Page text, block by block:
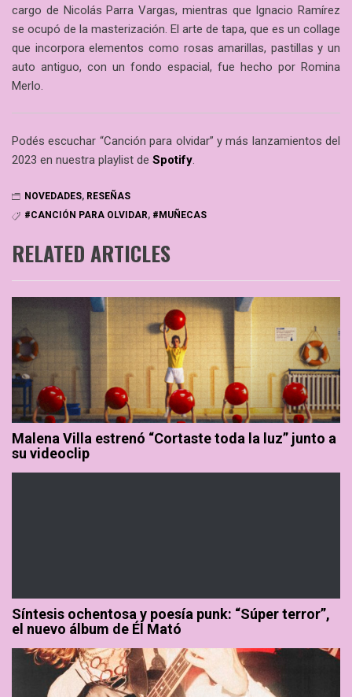
cargo de Nicolás Parra Vargas, mientras que Ignacio Ramírez
se ocupó de la masterización. El arte de tapa, que es un collage
que incorpora elementos como rosas amarillas, pastillas y un
auto antiguo, con un fondo espacial, fue hecho por Romina
Merlo.
Podés escuchar “Canción para olvidar” y más lanzamientos del
2023 en nuestra playlist de Spotify
NOVEDADES, RESEÑAS
#CANCIÓN PARA OLVIDAR, #MUÑECAS
RELATED ARTICLES
Malena Villa estrenó “Cortaste toda la luz” junto a
su videoclip
Síntesis ochentosa y poesía punk: “Súper terror”,
el nuevo álbum de Él Mató